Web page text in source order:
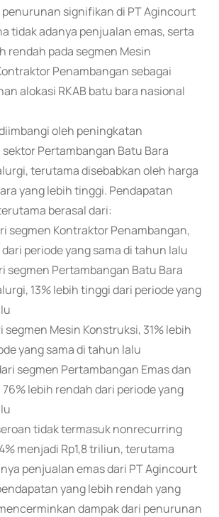
signifikan di PT Agincourt
tidak adanya penjualan emas, serta
rendah pada segmen Mesin
Penambangan sebagai
alokasi RKAB batu bara nasional
oleh peningkatan
Pertambangan Batu Bara
terutama disebabkan oleh harga
yang lebih tinggi. Pendapatan
berasal dari:
segmen Kontraktor Penambangan,
periode yang sama di tahun lalu
segmen Pertambangan Batu Bara
13% lebih tinggi dari periode yang
segmen Mesin Konstruksi, 31% lebih
yang sama di tahun lalu
segmen Pertambangan Emas dan
lebih rendah dari periode yang
tidak termasuk nonrecurring
menjadi Rp1,8 triliun, terutama
penjualan emas dari PT Agincourt
yang lebih rendah yang
dampak dari penurunan